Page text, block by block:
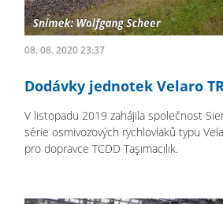
08. 08. 2020 23:37
Dodávky jednotek Velaro
V listopadu 2019 zahájila společnost
série osmivozových rychlovlaků typu
pro dopravce TCDD Taşımacılık.